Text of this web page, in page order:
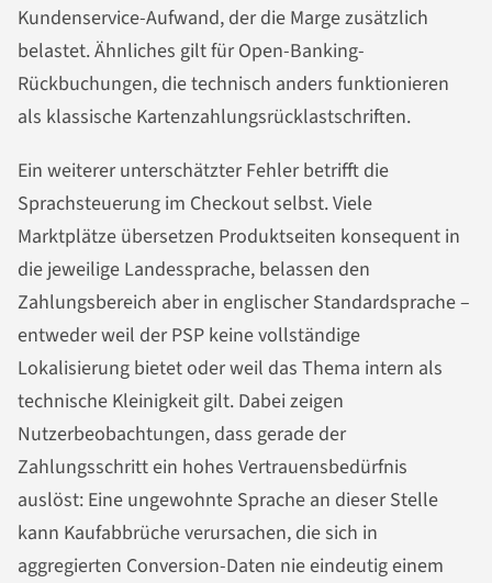
Kundenservice-Aufwand, der die Marge zusätzlich
belastet. Ähnliches gilt für Open-Banking-
Rückbuchungen, die technisch anders funktionieren
als klassische Kartenzahlungsrücklastschriften.
Ein weiterer unterschätzter Fehler betrifft die
Sprachsteuerung im Checkout selbst. Viele
Marktplätze übersetzen Produktseiten konsequent in
die jeweilige Landessprache, belassen den
Zahlungsbereich aber in englischer Standardsprache –
entweder weil der PSP keine vollständige
Lokalisierung bietet oder weil das Thema intern als
technische Kleinigkeit gilt. Dabei zeigen
Nutzerbeobachtungen, dass gerade der
Zahlungsschritt ein hohes Vertrauensbedürfnis
auslöst: Eine ungewohnte Sprache an dieser Stelle
kann Kaufabbrüche verursachen, die sich in
aggregierten Conversion-Daten nie eindeutig einem